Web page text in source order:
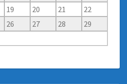
19 20 21
22
26 27 28
29